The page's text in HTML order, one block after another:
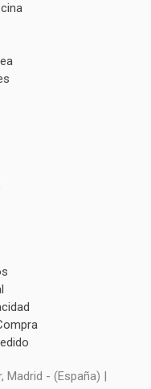
Madrid - (España) |